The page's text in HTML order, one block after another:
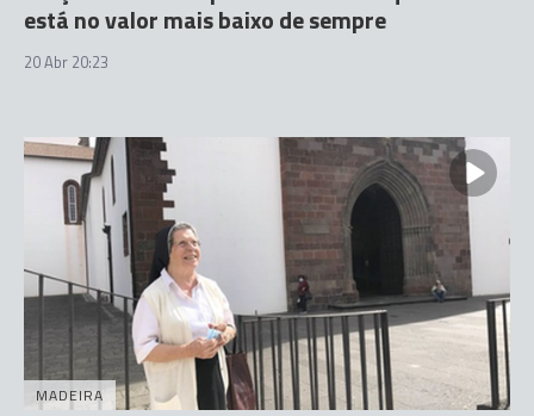
está no valor mais baixo de sempre
20 Abr 20:23
MADEIRA